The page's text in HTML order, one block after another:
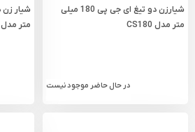
شیارزن دو تیغ ای جی پی 180 میلی
متر مدل CS180
در حال حاضر موجود نیست
متر مدل CS125